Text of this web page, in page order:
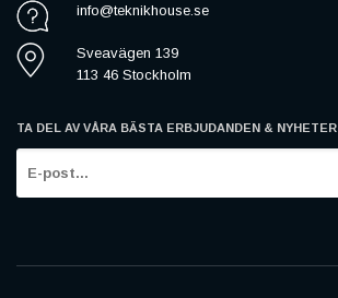
info@teknikhouse.se
Sveavägen 139
113 46 Stockholm
TA DEL AV VÅRA BÄSTA ERBJUDANDEN & NYHETER